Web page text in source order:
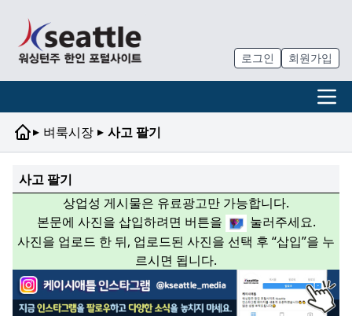
로그인 회원가입
▸ 벼룩시장 ▸ 사고 팔기
사고 팔기
상업성 게시물은 유료광고만 가능합니다.
본문에 사진을 삽입하려면 버튼을
눌러주세요.
사진을 업로드 한 뒤, 업로드된 사진을 선택 후 “삽입”을 누
르시면 됩니다.